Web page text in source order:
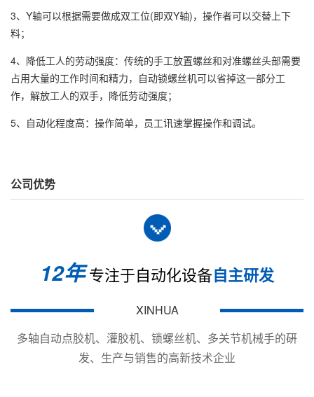
3、Y轴可以根据需要做成双工位(即双Y轴)，操作者可以交替上下
料；
4、降低工人的劳动强度：传统的手工放置螺丝和对准螺丝头部需要
占用大量的工作时间和精力，自动锁螺丝机可以省掉这一部分工
作，解放工人的双手，降低劳动强度；
5、自动化程度高：操作简单，员工讯速掌握操作和调试。
加工范围
X*Y*Z(mm)
Working area
400*400*400*120 600*400*400*120
移动速度(mm/s)
公司优势
12年 专注于自动化设备自主研发
XINHUA
多轴自动点胶机、灌胶机、锁螺丝机、多关节机械手的硏
发、生产与销售的高新技术企业